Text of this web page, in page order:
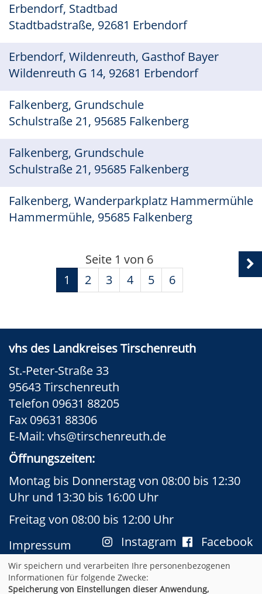
Erbendorf, Stadtbad
Stadtbadstraße, 92681 Erbendorf
Erbendorf, Wildenreuth, Gasthof Bayer
Wildenreuth G 14, 92681 Erbendorf
Falkenberg, Grundschule
Schulstraße 21, 95685 Falkenberg
Falkenberg, Grundschule
Schulstraße 21, 95685 Falkenberg
Falkenberg, Wanderparkplatz Hammermühle
Hammermühle, 95685 Falkenberg
Seite 1 von 6
1
2 3 4 5 6
vhs des Landkreises Tirschenreuth
St.-Peter-Straße 33
95643 Tirschenreuth
Telefon 09631 88205
Fax 09631 88306
E-Mail: vhs@tirschenreuth.de
Öffnungszeiten:
Montag bis Donnerstag von 08:00 bis 12:30
Uhr und 13:30 bis 16:00 Uhr
Freitag von 08:00 bis 12:00 Uhr
Facebook
Instagram
Impressum
AGB
Datenschutzerklärung
Widerrufsformular
Newsletter
Wir speichern und verarbeiten Ihre personenbezogenen
Informationen für folgende Zwecke:
Speicherung von Einstellungen dieser Anwendung,